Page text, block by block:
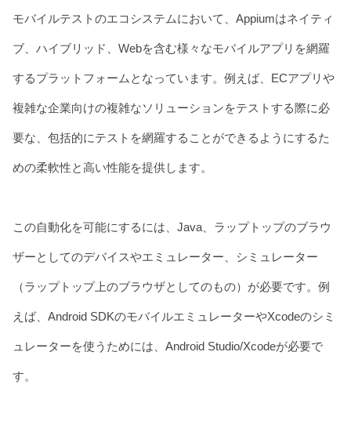
モバイルテストのエコシステムにおいて、Appiumはネイティ
ブ、ハイブリッド、Webを含む様々なモバイルアプリを網羅
するプラットフォームとなっています。例えば、ECアプリや
複雑な企業向けの複雑なソリューションをテストする際に必
要な、包括的にテストを網羅することができるようにするた
めの柔軟性と高い性能を提供します。
この自動化を可能にするには、Java、ラップトップのブラウ
ザーとしてのデバイスやエミュレーター、シミュレーター
（ラップトップ上のブラウザとしてのもの）が必要です。例
えば、Android SDKのモバイルエミュレーターやXcodeのシミ
ュレーターを使うためには、Android Studio/Xcodeが必要で
す。